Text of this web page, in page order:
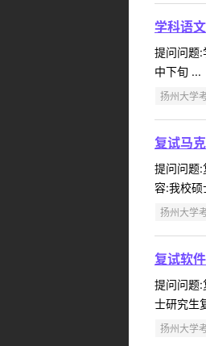
学科语
提问问题
中下旬 ...
扬州大学
复试马
提问问题
容:我校硕
扬州大学
复试软
提问问题
士研究生
扬州大学